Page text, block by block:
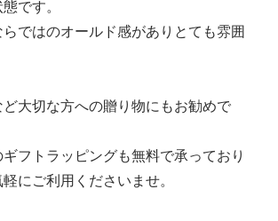
です。
ではのオールド感がありとても雰囲
大切な方への贈り物にもお勧めで
フトラッピングも無料で承っており
にご利用くださいませ。